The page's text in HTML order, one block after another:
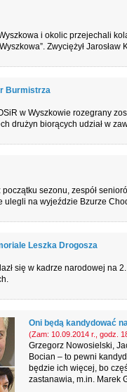
i okolic przejechali
Zwyciężył
Burmistrza
w Wyszkowie rozegrany
drużyn biorących udział w
sezonu, zespół
ulegli na wyjeździe Bzurze
Leszka Drogosza
się w kadrze narodowej na
Oni będą kandydować
(Zam: 10.09.2014 r., godz.
Grzegorz Nowosielski,
Bocian – to pewni
będzie ich więcej, bo
zastanawia, m.in. Marek